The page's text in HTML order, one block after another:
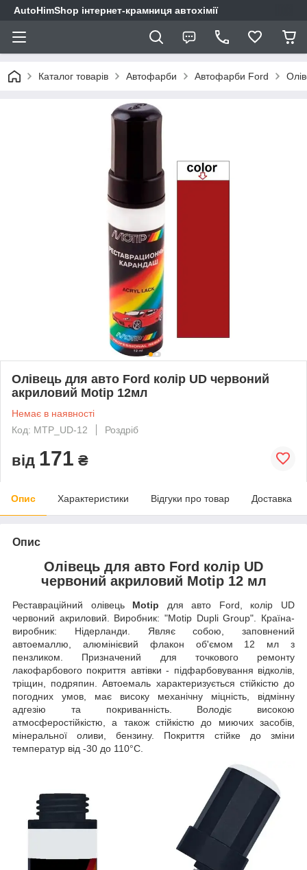
AutoHimShop інтернет-крамниця автохімії
Каталог товарів Автофарби Автофарби Ford
Олівець для авто Ford колір UD червоний
акриловий Motip 12мл
Немає в наявності
Код: MTP_UD-12
Роздріб
від 171 ₴
Опис Характеристики Відгуки про товар Доставка
Опис
Олівець для авто Ford колір UD
червоний акриловий Motip 12 мл
Реставраційний олівець Motip для авто Ford, колір UD
червоний акриловий. Виробник: "Motip Dupli Group". Країна-
виробник: Нідерланди. Являє собою, заповнений
автоемаллю, алюмінієвий флакон об'ємом 12 мл з
пензликом. Призначений для точкового ремонту
лакофарбового покриття автівки - підфарбовування відколів,
тріщин, подряпин. Автоемаль характеризується стійкістю до
погодних умов, має високу механічну міцність, відмінну
адгезію та покриванність. Володіє високою
атмосферостійкістю, а також стійкістю до миючих засобів,
мінеральної оливи, бензину. Покриття стійке до зміни
температур від -30 до 110°C.